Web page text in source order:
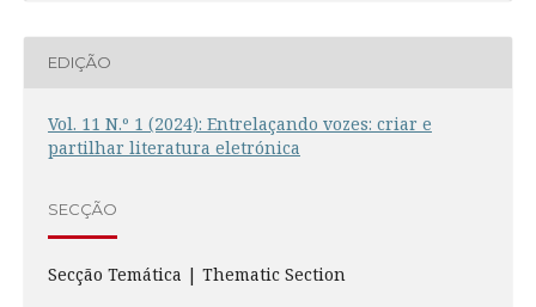
EDIÇÃO
Vol. 11 N.º 1 (2024): Entrelaçando vozes: criar e
partilhar literatura eletrónica
SECÇÃO
Secção Temática | Thematic Section